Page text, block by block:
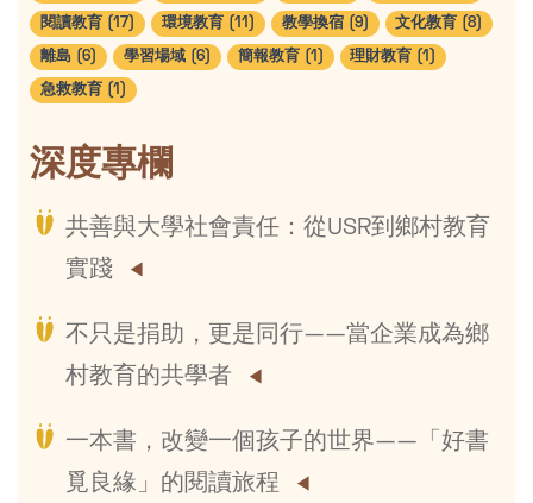
閱讀教育 (17) 環境教育 (11) 教學換宿 (9) 文化教育 (8)
離島 (6) 學習場域 (6) 簡報教育 (1) 理財教育 (1)
急救教育 (1)
深度專欄
共善與大學社會責任：從USR到鄉村教育
實踐
不只是捐助，更是同行——當企業成為鄉
村教育的共學者
一本書，改變一個孩子的世界——「好書
覓良緣」的閱讀旅程